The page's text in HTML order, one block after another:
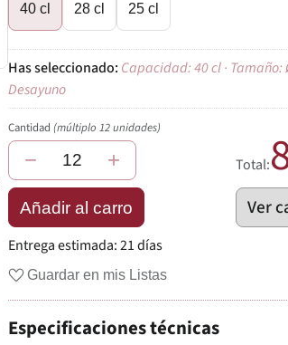
40 cl 28 cl 25 cl
Capacidad: 40 cl · Tamaño:
Desayuno
Cantidad(múltiplo 12 unidades)
− +
Añadir al carro
Total:
Ver
Entrega estimada:21 días
Guardar en mis Listas
Especificaciones técnicas